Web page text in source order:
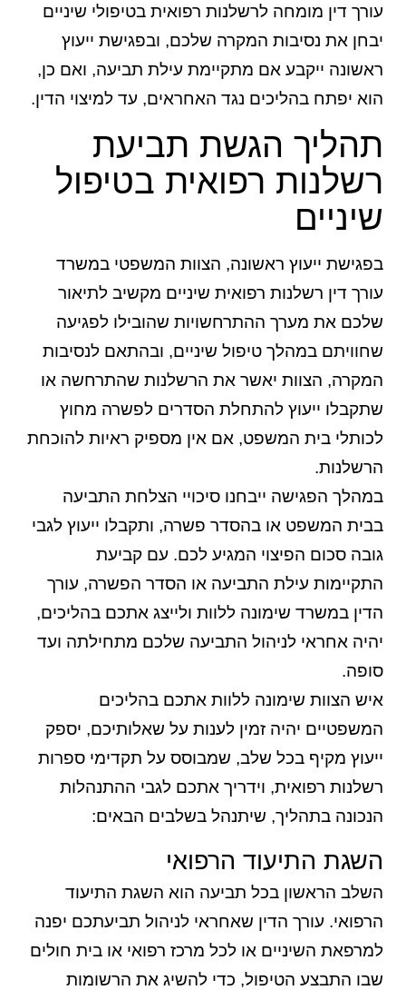
עורך דין מומחה לרשלנות רפואית בטיפולי שיניים
יבחן את נסיבות המקרה שלכם, ובפגישת ייעוץ
ראשונה ייקבע אם מתקיימת עילת תביעה, ואם כן,
הוא יפתח בהליכים נגד האחראים, עד למיצוי הדין.
תהליך הגשת תביעת
רשלנות רפואית בטיפול
שיניים
בפגישת ייעוץ ראשונה, הצוות המשפטי במשרד
עורך דין רשלנות רפואית שיניים מקשיב לתיאור
שלכם את מערך ההתרחשויות שהובילו לפגיעה
שחוויתם במהלך טיפול שיניים, ובהתאם לנסיבות
המקרה, הצוות יאשר את הרשלנות שהתרחשה או
שתקבלו ייעוץ להתחלת הסדרים לפשרה מחוץ
לכותלי בית המשפט, אם אין מספיק ראיות להוכחת
הרשלנות.
במהלך הפגישה ייבחנו סיכויי הצלחת התביעה
בבית המשפט או בהסדר פשרה, ותקבלו ייעוץ לגבי
גובה סכום הפיצוי המגיע לכם. עם קביעת
התקיימות עילת התביעה או הסדר הפשרה, עורך
הדין במשרד שימונה ללוות ולייצג אתכם בהליכים,
יהיה אחראי לניהול התביעה שלכם מתחילתה ועד
סופה.
איש הצוות שימונה ללוות אתכם בהליכים
המשפטיים יהיה זמין לענות על שאלותיכם, יספק
ייעוץ מקיף בכל שלב, שמבוסס על תקדימי ספרות
רשלנות רפואית, וידריך אתכם לגבי ההתנהלות
הנכונה בתהליך, שיתנהל בשלבים הבאים:
השגת התיעוד הרפואי
השלב הראשון בכל תביעה הוא השגת התיעוד
הרפואי. עורך הדין שאחראי לניהול תביעתכם יפנה
למרפאת השיניים או לכל מרכז רפואי או בית חולים
שבו התבצע הטיפול, כדי להשיג את הרשומות